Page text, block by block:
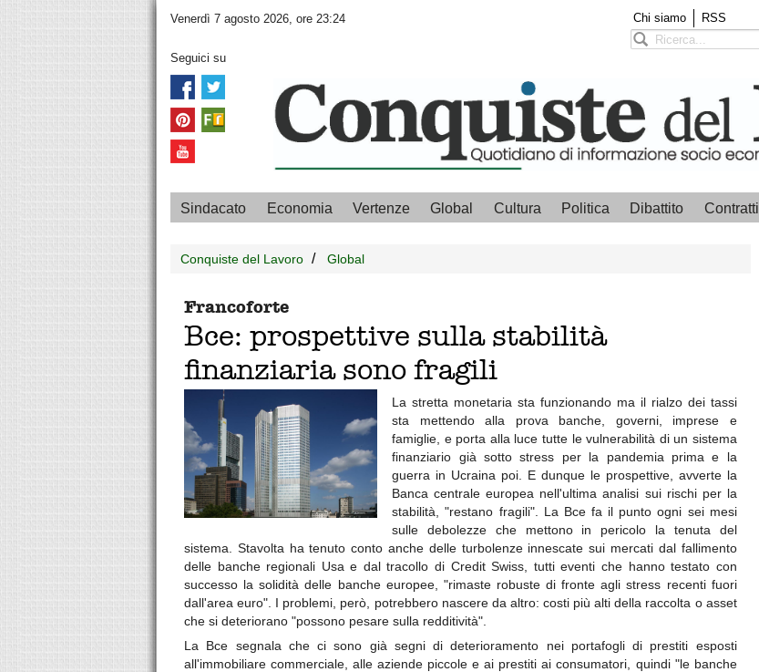
Venerdì 7 agosto 2026, ore 23:24 Chi siamo RSS
Seguici su
Sindacato Economia Vertenze Global Cultura Politica Dibattito Contratti
Conquiste del Lavoro Global
Francoforte
Bce: prospettive sulla stabilità
finanziaria sono fragili
La stretta monetaria sta funzionando ma il rialzo dei tassi
sta mettendo alla prova banche, governi, imprese e
famiglie, e porta alla luce tutte le vulnerabilità di un sistema
finanziario già sotto stress per la pandemia prima e la
guerra in Ucraina poi. E dunque le prospettive, avverte la
Banca centrale europea nell'ultima analisi sui rischi per la
stabilità, "restano fragili". La Bce fa il punto ogni sei mesi
sulle debolezze che mettono in pericolo la tenuta del
sistema. Stavolta ha tenuto conto anche delle turbolenze innescate sui mercati dal fallimento
delle banche regionali Usa e dal tracollo di Credit Swiss, tutti eventi che hanno testato con
successo la solidità delle banche europee, "rimaste robuste di fronte agli stress recenti fuori
dall'area euro". I problemi, però, potrebbero nascere da altro: costi più alti della raccolta o asset
che si deteriorano "possono pesare sulla redditività".
La Bce segnala che ci sono già segni di deterioramento nei portafogli di prestiti esposti
all'immobiliare commerciale, alle aziende piccole e ai prestiti ai consumatori, quindi "le banche